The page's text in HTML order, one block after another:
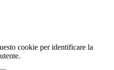
cookie per identificare la